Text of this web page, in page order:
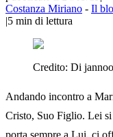
Costanza Miriano - Il
|5 min di lettura
Credito: Di
Andando incontro a
Cristo, Suo Figlio. Lei
porta sempre a Lui, ci